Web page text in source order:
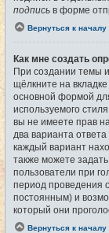
подпись в форме
Вернуться к началу
Как мне создать
При создании темы
щёлкните на
основной формой
используемого
вы не имеете прав
два варианта
каждый вариант
также можете
пользователи при
период проведения
постоянным) и
который они
Вернуться к началу